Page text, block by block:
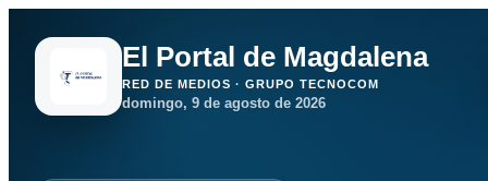
El Portal de Magdalena
RED DE MEDIOS · GRUPO TECNOCOM
domingo, 9 de agosto de 2026